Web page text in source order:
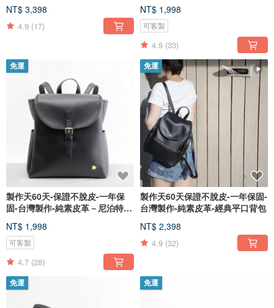
NT$ 3,398
4.9 (17)
NT$ 1,998
可客製
4.9 (33)
免運
製作天60天-保證不脫皮-一年保
固-台灣製作-純素皮革－尼泊特背
NT$ 1,998
可客製
4.7 (28)
免運
製作天60天保證不脫皮-一年保固-
台灣製作-純素皮革-經典平口背包
NT$ 2,398
4.9 (32)
免運 免運